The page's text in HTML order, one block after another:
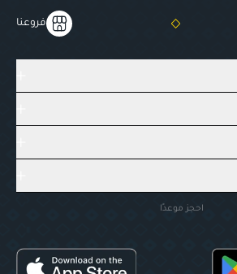
فروعنا
احجز موعدًا